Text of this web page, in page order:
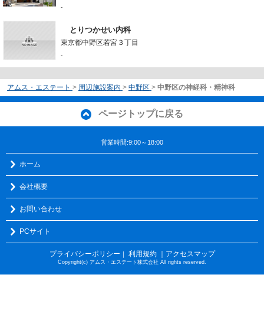
-
とりつかせい内科
東京都中野区若宮３丁目
-
アムス・エステート > 周辺施設案内 > 中野区 > 中野区の神経科・精神科
ページトップに戻る
営業時間:9:00～18:00
ホーム
会社概要
お問い合わせ
PCサイト
プライバシーポリシー ｜ 利用規約 ｜アクセスマップ
Copyright(c) アムス・エステート株式会社 All rights reserved.